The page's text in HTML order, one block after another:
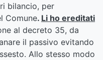
bilancio, per
Comune. Li ho ereditati
al decreto 35, da
il passivo evitando
Allo stesso modo